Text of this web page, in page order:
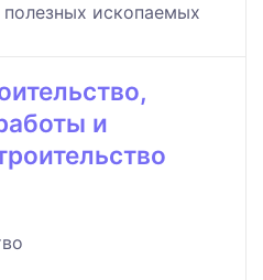
ископаемых
и